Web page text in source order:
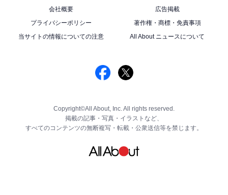
会社概要
広告掲載
プライバシーポリシー
著作権・商標・免責事項
当サイトの情報についての注意
All About ニュースについて
Copyright©All About, Inc. All rights reserved.
掲載の記事・写真・イラストなど、
すべてのコンテンツの無断複写・転載・公衆送信等を禁じます。